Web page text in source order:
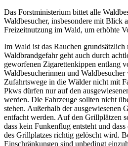
Das Forstministerium bittet alle
Waldbesucher, insbesondere mit Blick
Freizeitnutzung im Wald, um erhöhte
Im Wald ist das Rauchen grundsätzlich
Waldbrandgefahr geht auch durch
geworfenen Zigarettenkippen entlang
Waldbesucherinnen und
Zufahrtswege in die Wälder nicht mit
Pkws dürfen nur auf den
werden. Die Fahrzeuge sollten nicht
stehen. Außerhalb der ausgewiesenen
entfacht werden. Auf den Grillplätzen
dass kein Funkenflug entsteht und dass
des Grillplatzes richtig gelöscht wird.
Einschränkungen sind unbedingt